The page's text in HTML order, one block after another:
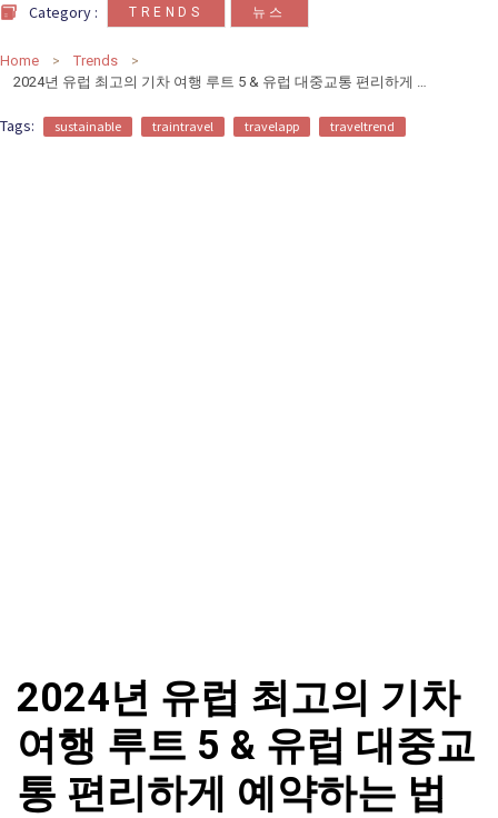
Category : TRENDS 뉴스
Home
Trends
2024년 유럽 최고의 기차 여행 루트 5 & 유럽 대중교통 편리하게 예약하는 법
Tags: sustainable traintravel travelapp traveltrend
2024년 유럽 최고의 기차
여행 루트 5 & 유럽 대중교
통 편리하게 예약하는 법